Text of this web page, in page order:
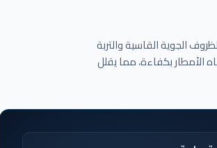
الجوية القاسية والتربة
الأمطار بكفاءة، مما يقلل